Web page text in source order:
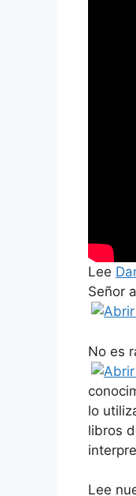
Lee
Señor
No es
lo
libros
Lee